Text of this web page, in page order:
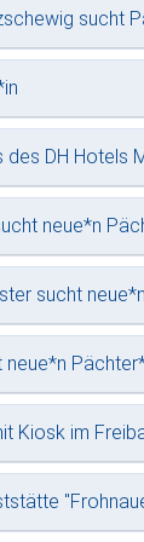
sucht
DH Hotels
neue*n
sucht
Kiosk im